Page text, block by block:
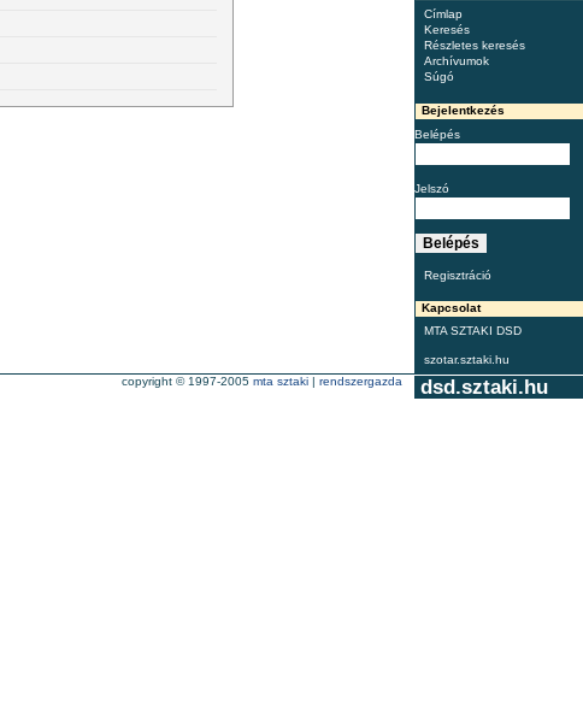
Címlap
Keresés
Részletes keresés
Archívumok
Súgó
Bejelentkezés
Belépés
Jelszó
Regisztráció
Kapcsolat
MTA SZTAKI DSD
szotar.sztaki.hu
dsd.sztaki.hu
copyright © 1997-2005 mta sztaki | rendszergazda